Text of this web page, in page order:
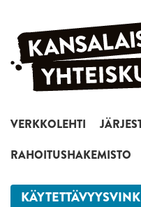
Siirry sisältöön
VERKKOLEHTI
RAHOITUSHAKEMISTO